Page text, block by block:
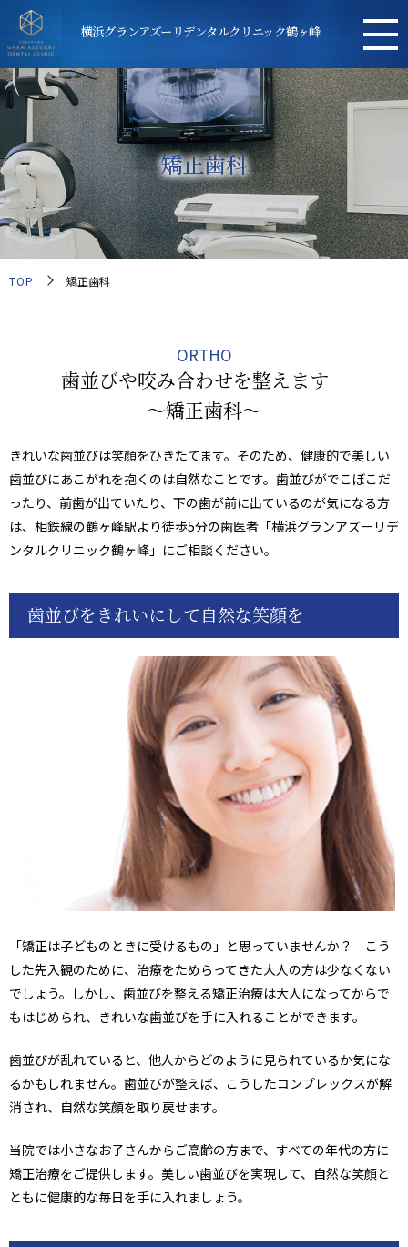
横浜グランアズーリデンタルクリニック鶴ヶ峰
045-953-1321 1分でWeb予約
矯正歯科
TOP 矯正歯科
ORTHO
歯並びや咬み合わせを整えます
～矯正歯科～
きれいな歯並びは笑顔をひきたてます。そのため、健康的で美しい
歯並びにあこがれを抱くのは自然なことです。歯並びがでこぼこだ
ったり、前歯が出ていたり、下の歯が前に出ているのが気になる方
は、相鉄線の鶴ヶ峰駅より徒歩5分の歯医者「横浜グランアズーリデ
ンタルクリニック鶴ヶ峰」にご相談ください。
歯並びをきれいにして自然な笑顔を
「矯正は子どものときに受けるもの」と思っていませんか？ こう
した先入観のために、治療をためらってきた大人の方は少なくない
でしょう。しかし、歯並びを整える矯正治療は大人になってからで
もはじめられ、きれいな歯並びを手に入れることができます。
歯並びが乱れていると、他人からどのように見られているか気にな
るかもしれません。歯並びが整えば、こうしたコンプレックスが解
消され、自然な笑顔を取り戻せます。
当院では小さなお子さんからご高齢の方まで、すべての年代の方に
矯正治療をご提供します。美しい歯並びを実現して、自然な笑顔と
ともに健康的な毎日を手に入れましょう。